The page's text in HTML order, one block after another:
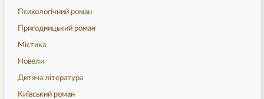
Психологічний роман
Пригодницький роман
Містика
Новели
Дитяча література
Київський роман